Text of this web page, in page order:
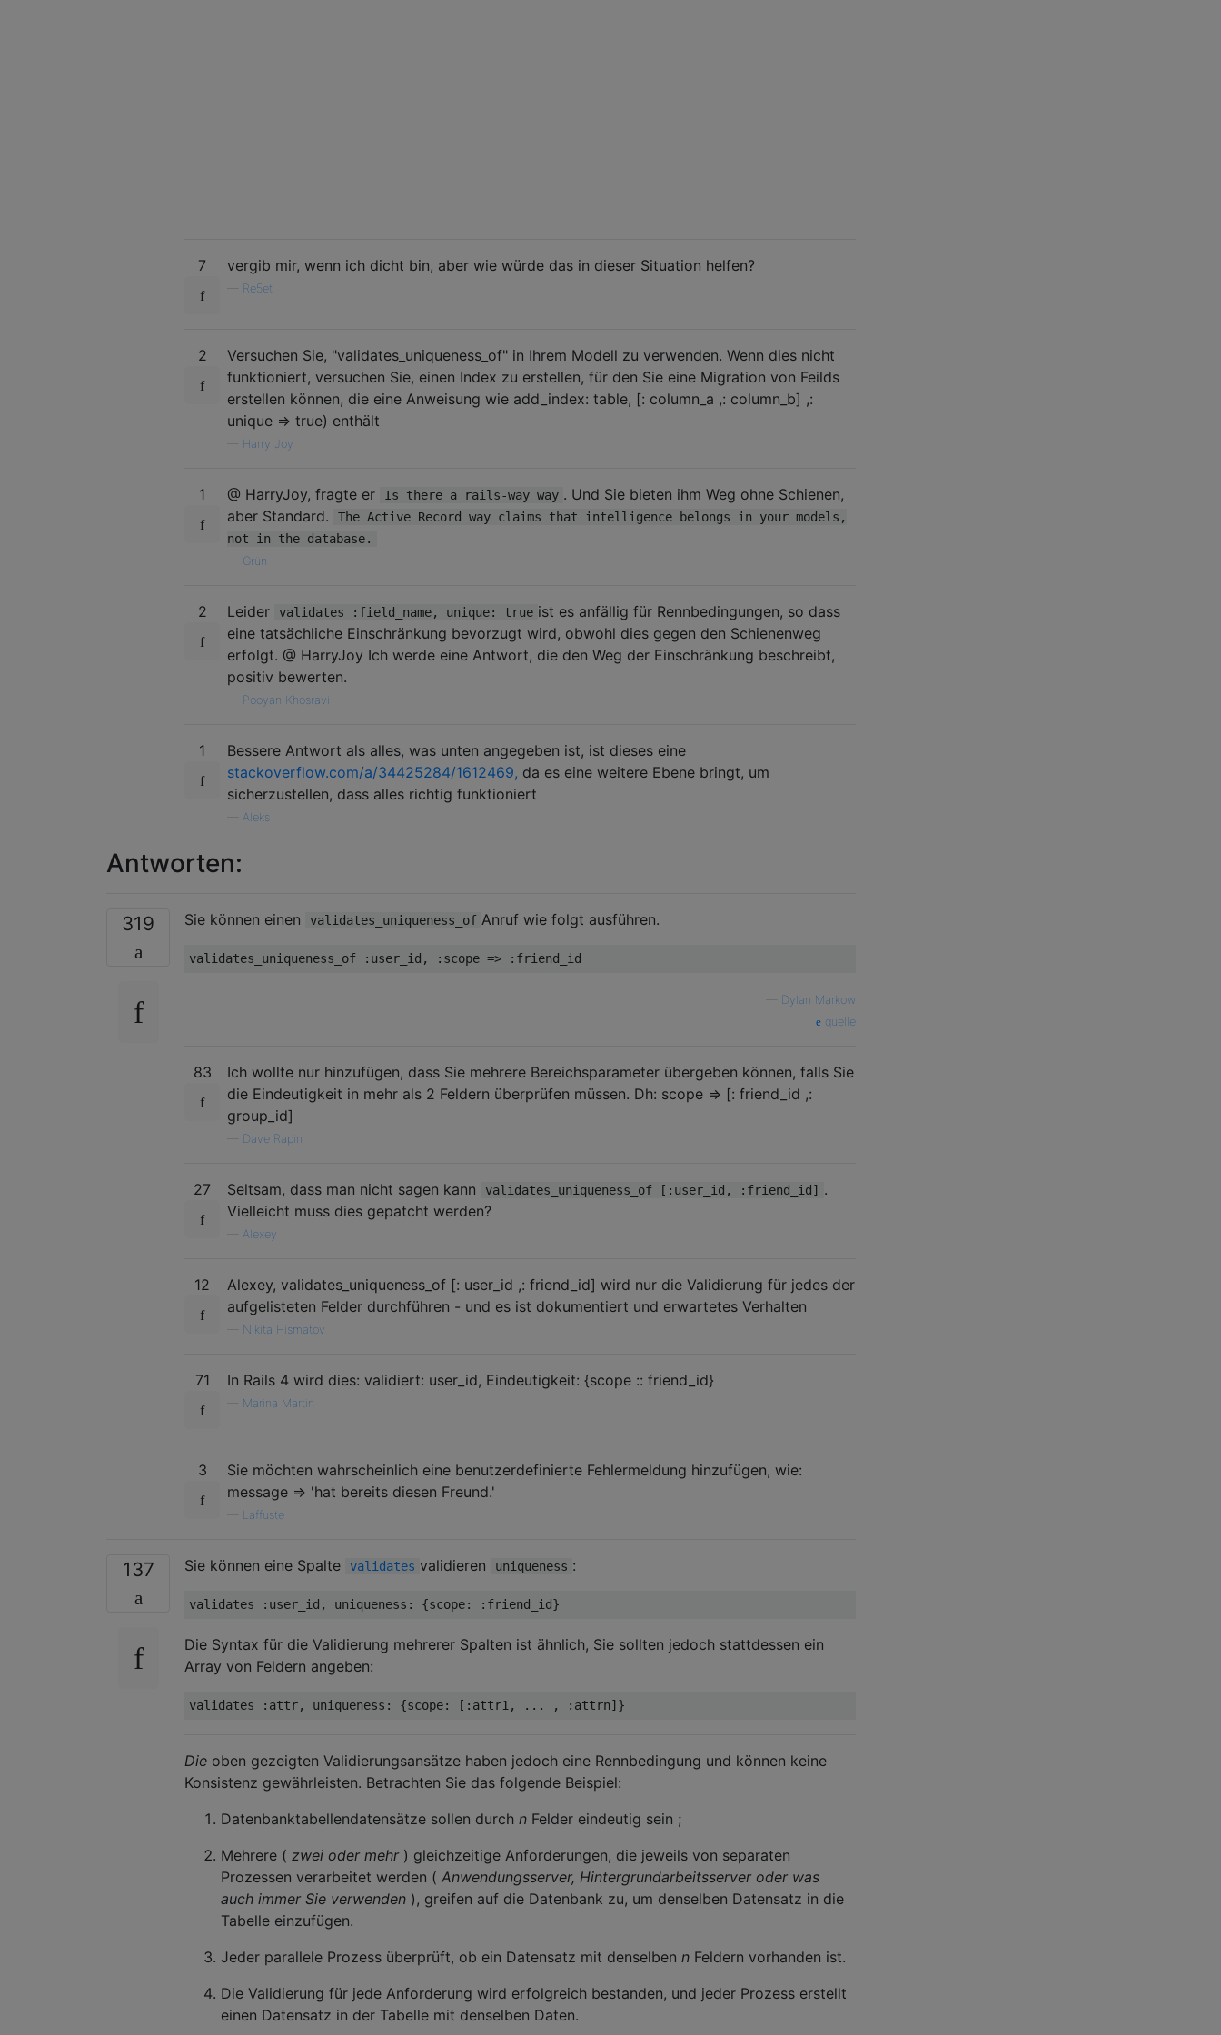
7 vergib mir, wenn ich dicht bin, aber wie würde das in dieser Situation helfen?
Re5et
2
Versuchen Sie, "validates_uniqueness_of" in Ihrem Modell zu verwenden. Wenn dies nicht
funktioniert, versuchen Sie, einen Index zu erstellen, für den Sie eine Migration von Feilds
erstellen können, die eine Anweisung wie add_index: table, [: column_a ,: column_b] ,:
unique => true) enthält
Harry Joy
1 @ HarryJoy, fragte er Is there a rails-way way . Und Sie bieten ihm Weg ohne Schienen,
aber Standard.
The Active Record way claims that intelligence belongs in your models,
not in the database.
Grün
2 Leider validates :field_name, unique: true ist es anfällig für Rennbedingungen, so dass
eine tatsächliche Einschränkung bevorzugt wird, obwohl dies gegen den Schienenweg
erfolgt. @ HarryJoy Ich werde eine Antwort, die den Weg der Einschränkung beschreibt,
positiv bewerten.
Pooyan Khosravi
1
Bessere Antwort als alles, was unten angegeben ist, ist dieses eine
stackoverflow.com/a/34425284/1612469, da es eine weitere Ebene bringt, um
sicherzustellen, dass alles richtig funktioniert
Aleks
Antworten:
319 Sie können einen validates_uniqueness_of Anruf wie folgt ausführen.
validates_uniqueness_of : user_id , : scope => : friend_id
Dylan Markow
quelle
83
Ich wollte nur hinzufügen, dass Sie mehrere Bereichsparameter übergeben können, falls Sie
die Eindeutigkeit in mehr als 2 Feldern überprüfen müssen. Dh: scope => [: friend_id ,:
group_id]
Dave Rapin
27 Seltsam, dass man nicht sagen kann validates_uniqueness_of [:user_id, :friend_id] .
Vielleicht muss dies gepatcht werden?
Alexey
12
Alexey, validates_uniqueness_of [: user_id ,: friend_id] wird nur die Validierung für jedes der
aufgelisteten Felder durchführen - und es ist dokumentiert und erwartetes Verhalten
Nikita Hismatov
71 In Rails 4 wird dies: validiert: user_id, Eindeutigkeit: {scope :: friend_id}
Marina Martin
3
Sie möchten wahrscheinlich eine benutzerdefinierte Fehlermeldung hinzufügen, wie:
message => 'hat bereits diesen Freund.'
Laffuste
137 Sie können eine Spalte validates validieren uniqueness :
validates : user_id , uniqueness : {scope: : friend_id}
Die Syntax für die Validierung mehrerer Spalten ist ähnlich, Sie sollten jedoch stattdessen ein
Array von Feldern angeben:
validates : attr, uniqueness : {scope: [: attr1 , ... , : attrn]}
Die oben gezeigten Validierungsansätze haben jedoch eine Rennbedingung und können keine
Konsistenz gewährleisten. Betrachten Sie das folgende Beispiel:
Datenbanktabellendatensätze sollen durch n Felder eindeutig sein ;
Mehrere ( zwei oder mehr ) gleichzeitige Anforderungen, die jeweils von separaten
Prozessen verarbeitet werden ( Anwendungsserver, Hintergrundarbeitsserver oder was
auch immer Sie verwenden ), greifen auf die Datenbank zu, um denselben Datensatz in die
Tabelle einzufügen.
Jeder parallele Prozess überprüft, ob ein Datensatz mit denselben n Feldern vorhanden ist.
Die Validierung für jede Anforderung wird erfolgreich bestanden, und jeder Prozess erstellt
einen Datensatz in der Tabelle mit denselben Daten.